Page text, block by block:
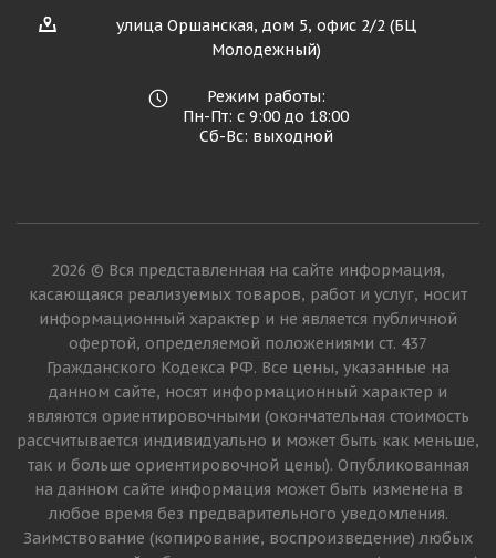
улица Оршанская, дом 5, офис 2/2 (БЦ
Молодежный)
Режим работы:
Пн-Пт: с 9:00 до 18:00
Сб-Вс: выходной
2026 © Вся представленная на сайте информация,
касающаяся реализуемых товаров, работ и услуг, носит
информационный характер и не является публичной
офертой, определяемой положениями ст. 437
Гражданского Кодекса РФ. Все цены, указанные на
данном сайте, носят информационный характер и
являются ориентировочными (окончательная стоимость
рассчитывается индивидуально и может быть как меньше,
так и больше ориентировочной цены). Опубликованная
на данном сайте информация может быть изменена в
любое время без предварительного уведомления.
Заимствование (копирование, воспроизведение) любых